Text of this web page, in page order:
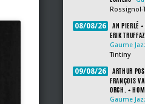
Rossignol-
08/08/26
AN PIERLÉ
ERIK
Gaume
Tintiny
09/08/26
ARTHUR
FRANÇOIS
ORCH. +
Gaume